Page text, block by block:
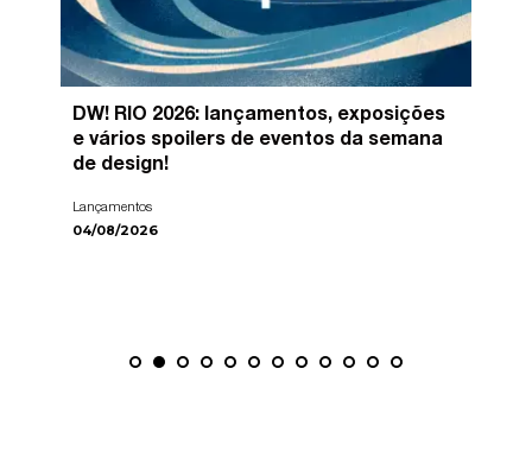
DW! RIO 2026: lançamentos, exposições
e vários spoilers de eventos da semana
de design!
Lançamentos
04/08/2026